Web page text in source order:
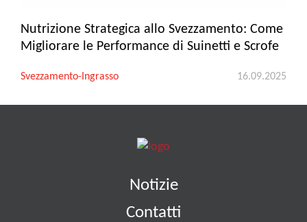
Nutrizione Strategica allo Svezzamento: Come
Migliorare le Performance di Suinetti e Scrofe
Svezzamento-Ingrasso 16.09.2025
Notizie
Contatti